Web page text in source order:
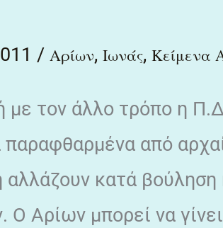
/ Αρίων, Ιωνάς, Κείμενα
με τον άλλο τρόπο η
από
αλλάζουν κατά
Αρίων μπορεί να